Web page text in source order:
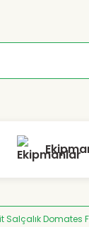
Salçalık Domates